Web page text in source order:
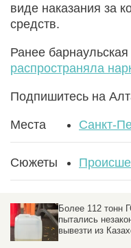
виде наказания за
средств.
Ранее
распространяла
Подпишитесь на
Места Санкт-
Сюжеты
Более 112 тонн
пытались
вывезти из